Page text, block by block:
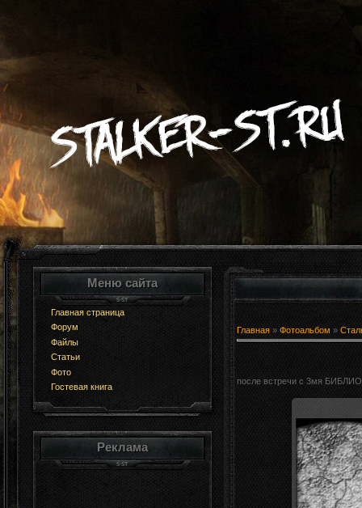
Меню сайта
Главная страница
Форум
Файлы
Статьи
Фото
Гостевая книга
Реклама
Главная » Фотоальбом »
после встречи с 3мя